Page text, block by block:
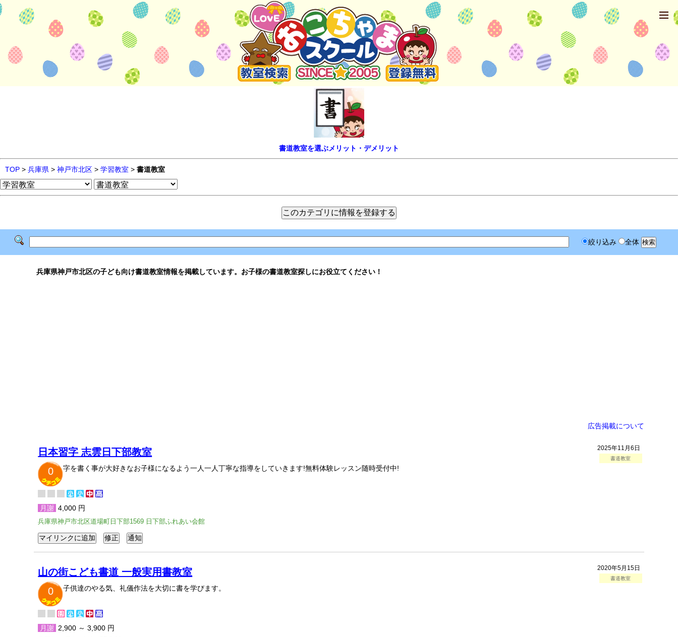
書道教室を選ぶメリット・デメリット
TOP > 兵庫県 > 神戸市北区 > 学習教室 > 書道教室
絞り込み 全体
兵庫県神戸市北区の子ども向け書道教室情報を掲載しています。お子様の書道教室探しにお役立てください！
広告掲載について
2025年11月6日
書道教室
日本習字 志雲日下部教室
0
字を書く事が大好きなお子様になるよう一人一人丁寧な指導をしていきます!無料体験レッスン随時受付中!
月謝 4,000 円
兵庫県神戸市北区道場町日下部1569 日下部ふれあい会館
2020年5月15日
書道教室
山の街こども書道 一般実用書教室
0
子供達のやる気、礼儀作法を大切に書を学びます。
月謝 2,900 ～ 3,900 円